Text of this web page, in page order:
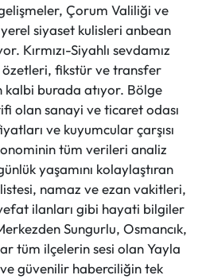
Çorum Valiliği ve
siyaset kulisleri anbean
Kırmızı-Siyahlı sevdamız
özetleri, fikstür ve transfer
burada atıyor. Bölge
olan sanayi ve ticaret odası
ve kuyumcular çarşısı
tüm verileri analiz
yaşamını kolaylaştıran
namaz ve ezan vakitleri,
ilanları gibi hayati bilgiler
Sungurlu, Osmancık,
tüm ilçelerin sesi olan Yayla
güvenilir haberciliğin tek